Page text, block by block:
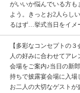
がいいか悩んでいる方も
よう。きっとお2人らし
るはず…挙式当日をイメ
【多彩なコンセプトの
人の好みに合わせてア
会場をご案内♪当日の新
持ちで披露宴会場に入場
お二人の大切なゲストが